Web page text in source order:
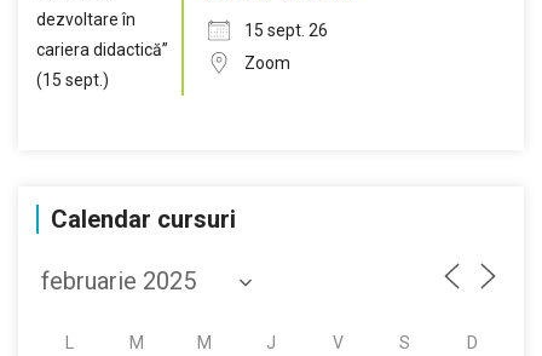
15 sept. 26
Zoom
Calendar cursuri
M M J V S D